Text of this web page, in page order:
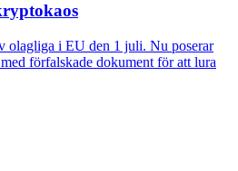
olagliga i EU den 1 juli. Nu poserar
förfalskade dokument för att lura